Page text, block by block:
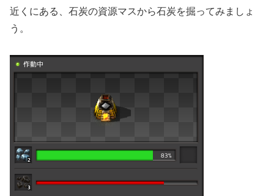
近くにある、石炭の資源マスから石炭を掘ってみましょ
う。